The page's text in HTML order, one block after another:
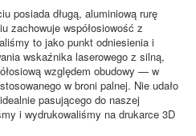
posiada długą, aluminiową rurę
zachowuje współosiowość z
to jako punkt odniesienia i
wskaźnika laserowego z silną,
względem obudowy — w
w broni palnej. Nie udało
pasującego do naszej
i wydrukowaliśmy na drukarce 3D